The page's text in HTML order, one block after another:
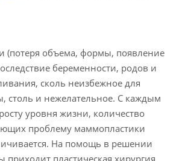
(потеря объема, формы, появление
беременности, родов и
сколь неизбежное для
и нежелательное. С каждым
уровня жизни, количество
проблему маммопластики
На помощь в решении